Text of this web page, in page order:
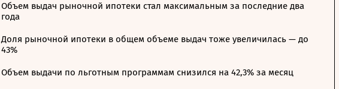
Объем выдач рыночной ипотеки стал максимальным за последние два
года
Доля рыночной ипотеки в общем объеме выдач тоже увеличилась — до
43%
Объем выдачи по льготным программам снизился на 42,3% за месяц